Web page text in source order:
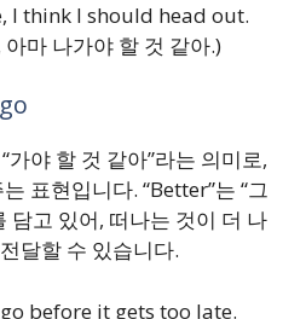
I think I should head out.
마 나가야 할 것 같아.)
야 할 것 같아”라는 의미로,
표현입니다. “Better”는 “그
담고 있어, 떠나는 것이 더 나
달할 수 있습니다.
before it gets too late.